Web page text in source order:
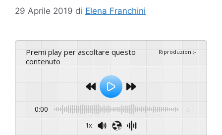
29 Aprile 2019 di Elena Franchini
Premi play per ascoltare questo
contenuto
Riproduzioni:-
0:00 -:--
1x